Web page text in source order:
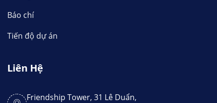
Báo chí
Tiến độ dự án
Liên Hệ
Friendship Tower, 31 Lê Duẩn,